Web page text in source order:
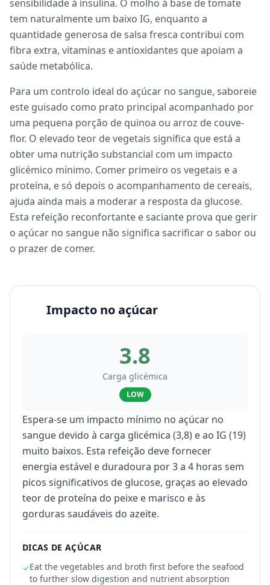
sensibilidade à insulina. O molho à base de tomate
tem naturalmente um baixo IG, enquanto a
quantidade generosa de salsa fresca contribui com
fibra extra, vitaminas e antioxidantes que apoiam a
saúde metabólica.
Para um controlo ideal do açúcar no sangue, saboreie
este guisado como prato principal acompanhado por
uma pequena porção de quinoa ou arroz de couve-
flor. O elevado teor de vegetais significa que está a
obter uma nutrição substancial com um impacto
glicémico mínimo. Comer primeiro os vegetais e a
proteína, e só depois o acompanhamento de cereais,
ajuda ainda mais a moderar a resposta da glucose.
Esta refeição reconfortante e saciante prova que gerir
o açúcar no sangue não significa sacrificar o sabor ou
o prazer de comer.
Impacto no açúcar
3.8
Carga glicémica
LOW
Espera-se um impacto mínimo no açúcar no
sangue devido à carga glicémica (3,8) e ao IG (19)
muito baixos. Esta refeição deve fornecer
energia estável e duradoura por 3 a 4 horas sem
picos significativos de glucose, graças ao elevado
teor de proteína do peixe e marisco e às
gorduras saudáveis do azeite.
DICAS DE AÇÚCAR
✓Eat the vegetables and broth first before the seafood
to further slow digestion and nutrient absorption